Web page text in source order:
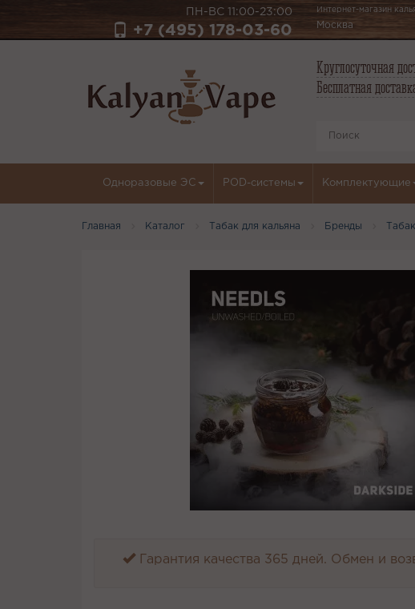
ПН-ВС 11:00-23:00
+7 (495) 178-03-60
Интернет-магазин
Москва
Круглосуточная
Бесплатная
Одноразовые ЭС POD-системы Комплектующие
Главная Каталог Табак для кальяна Бренды
Гарантия качества 365 дней. Обмен и